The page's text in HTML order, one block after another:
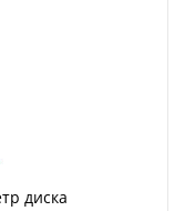
диска